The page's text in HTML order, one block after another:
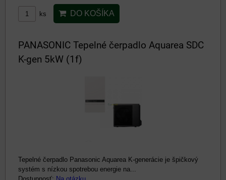
ks DO KOŠÍKA
PANASONIC Tepelné čerpadlo Aquarea SDC
K-gen 5kW (1f)
Tepelné čerpadlo Panasonic Aquarea K-generácie je špičkový
systém s nízkou spotrebou energie na...